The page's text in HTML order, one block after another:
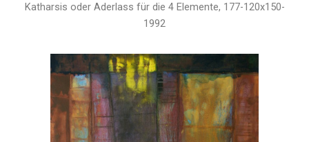
Katharsis oder Aderlass für die 4 Elemente, 177-120x150-
1992